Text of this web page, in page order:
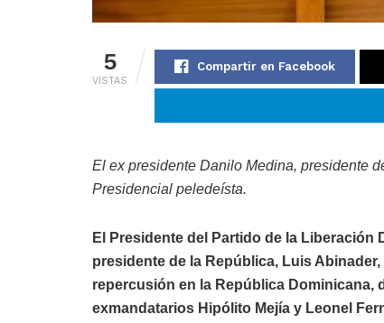
5
VISTAS
Compartir en Facebook
El ex presidente Danilo Medina, presidente
Presidencial peledeísta.
El Presidente del Partido de la Liberación
presidente de la República, Luis
repercusión en la República
exmandatarios Hipólito Mejía y Leonel